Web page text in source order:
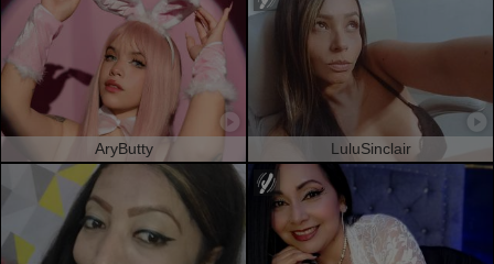
AryButty LuluSinclair